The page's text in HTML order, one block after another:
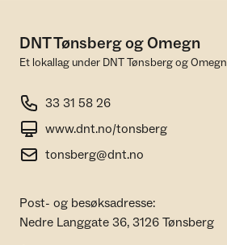
DNT Tønsberg og Omegn
Et lokallag under DNT Tønsberg og Omegn
33 31 58 26
www.dnt.no/tonsberg
tonsberg@dnt.no
Post- og besøksadresse:
Nedre Langgate 36, 3126 Tønsberg